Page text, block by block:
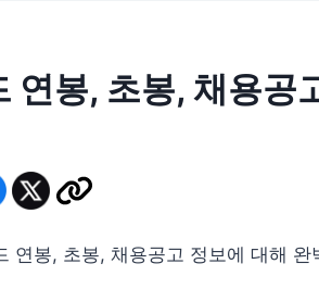
연봉, 초봉, 채용공
연봉, 초봉, 채용공고 정보에 대해